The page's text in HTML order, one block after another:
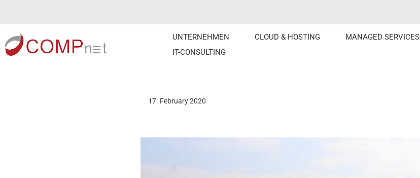
to
content
UNTERNEHMEN CLOUD & HOSTING
MANAGED SERVICES
IT-CONSULTING
17. February 2020